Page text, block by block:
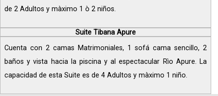
de 2 Adultos y màximo 1 ò 2 niños.
Suite Tibana Apure
Cuenta con 2 camas Matrimoniales, 1 sofá cama sencillo, 2
baños y vista hacia la piscina y al espectacular Rìo Apure. La
capacidad de esta Suite es de 4 Adultos y màximo 1 niño.